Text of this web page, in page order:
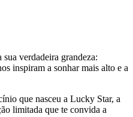
verdadeira grandeza:
inspiram a sonhar mais alto e a
que nasceu a Lucky Star, a
limitada que te convida a